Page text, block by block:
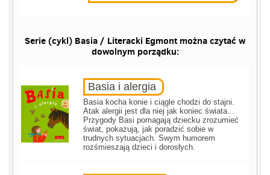
Serie (cykl) Basia / Literacki Egmont można czytać w
dowolnym porządku:
Basia i alergia
Basia kocha konie i ciągle chodzi do stajni.
Atak alergii jest dla niej jak koniec świata...
Przygody Basi pomagają dziecku zrozumieć
świat, pokazują, jak poradzić sobie w
trudnych sytuacjach. Swym humorem
rozśmieszają dzieci i dorosłych.